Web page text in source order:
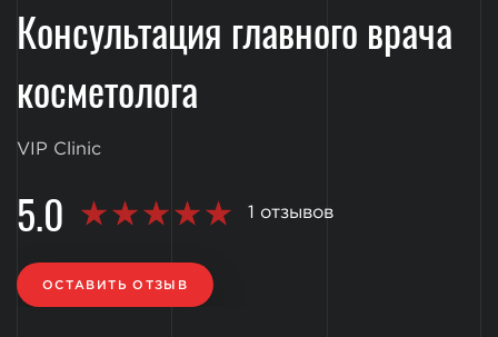
Консультация главного врача
косметолога
VIP Clinic
5.0 1 отзывов
ОСТАВИТЬ ОТЗЫВ